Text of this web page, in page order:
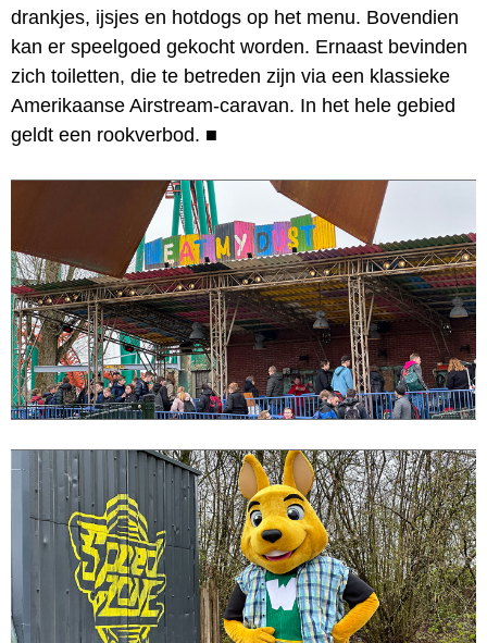
drankjes, ijsjes en hotdogs op het menu. Bovendien
kan er speelgoed gekocht worden. Ernaast bevinden
zich toiletten, die te betreden zijn via een klassieke
Amerikaanse Airstream-caravan. In het hele gebied
geldt een rookverbod. ■